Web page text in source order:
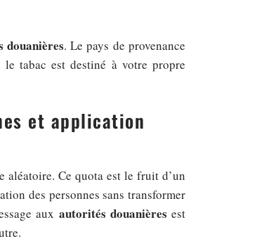
douanières. Le pays de provenance
tabac est destiné à votre propre
et application
aléatoire. Ce quota est le fruit d’un
des personnes sans transformer
aux autorités douanières est